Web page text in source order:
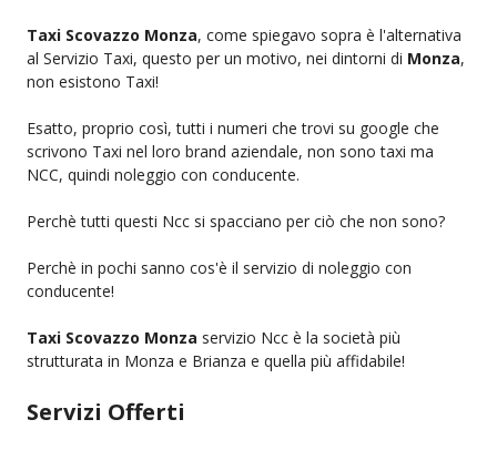
Taxi Scovazzo Monza, come spiegavo sopra è l'alternativa
al Servizio Taxi, questo per un motivo, nei dintorni di Monza,
non esistono Taxi!
Esatto, proprio così, tutti i numeri che trovi su google che
scrivono Taxi nel loro brand aziendale, non sono taxi ma
NCC, quindi noleggio con conducente.
Perchè tutti questi Ncc si spacciano per ciò che non sono?
Perchè in pochi sanno cos'è il servizio di noleggio con
conducente!
Taxi Scovazzo Monza servizio Ncc è la società più
strutturata in Monza e Brianza e quella più affidabile!
Servizi Offerti